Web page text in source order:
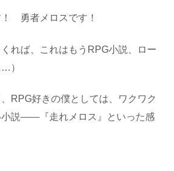
勇者メロスです！
れば、これはもうRPG小説、ロー
）
RPG好きの僕としては、ワクワク
小説――『走れメロス』といった感